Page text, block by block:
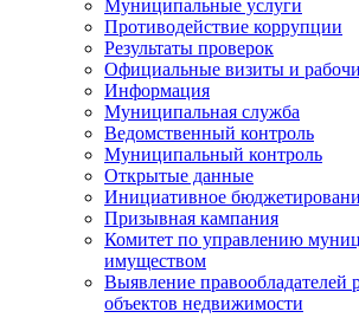
Муниципальные услуги
Противодействие коррупции
Результаты проверок
Официальные визиты и
Информация
Муниципальная служба
Ведомственный контроль
Муниципальный контроль
Открытые данные
Инициативное
Призывная кампания
Комитет по управлению
имуществом
Выявление правообладателей
объектов недвижимости